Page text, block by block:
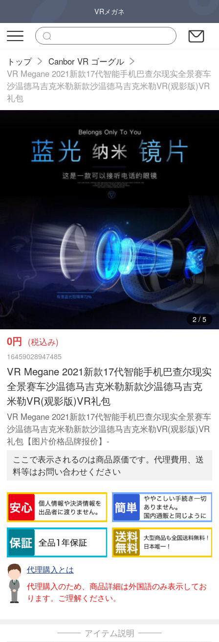
VRメガネ
トップ
Canbor VR ゴーグル
VR Megane 2021新款17代智能手机巴查尔现实全景赛车
沙温德马吉克米勒新款沙温德马吉克米勒VR(观影版)VR
礼包
3/ 5
0円 (税込み)
16459028947485
VR Megane 2021新款17代智能手机巴查尔现实
全景赛车沙温德马吉克米勒新款沙温德马吉克
米勒VR(观影版)VR礼包
VR Megane 2021新款17代智能手机巴查尔现实全景赛车
沙温德马吉克米勒新款沙温德马吉克米勒VR(观影版)VR
礼包【图片价格品牌报价】-
ここで表示されるのは商品原価です。代理費用、送
料等はお問い合わせください
代理購入とは
代理購入のため、商品詳細は外国語のみ表示してお
ります。ご理解ください。
アイテム説明